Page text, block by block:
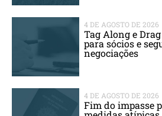
4 DE AGOSTO DE 2026
Tag Along e
para sócios e
negociações
4 DE AGOSTO DE 2026
Fim do impasse